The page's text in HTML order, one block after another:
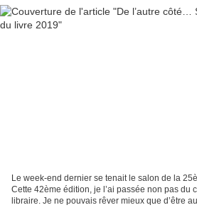
Le week-end dernier se tenait le salon de la
Cette 42ème édition, je l’ai passée non pas du
libraire. Je ne pouvais rêver mieux que d’être